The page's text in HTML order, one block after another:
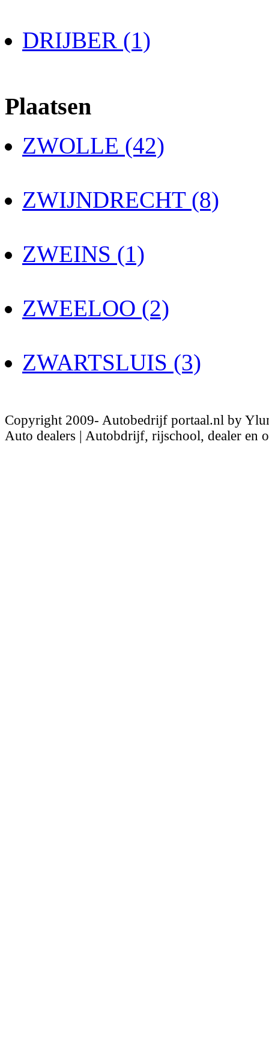
DRIJBER (1)
Plaatsen
ZWOLLE (42)
ZWIJNDRECHT (8)
ZWEINS (1)
ZWEELOO (2)
ZWARTSLUIS (3)
Copyright 2009- Autobedrijf portaal.nl by
Auto dealers | Autobdrijf, rijschool, dealer en